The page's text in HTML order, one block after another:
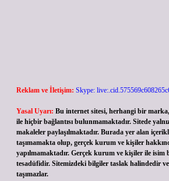
Reklam ve İletişim: Skype:
Yasal Uyarı: Bu internet sitesi, herhangi bir
ile hiçbir bağlantısı bulunmamaktadır. Sitede
makaleler paylaşılmaktadır. Burada yer alan
taşımamakta olup, gerçek kurum ve kişiler
yapılmamaktadır. Gerçek kurum ve kişiler ile isim
tesadüfidir. Sitemizdeki bilgiler taslak halindedir
taşımazlar.